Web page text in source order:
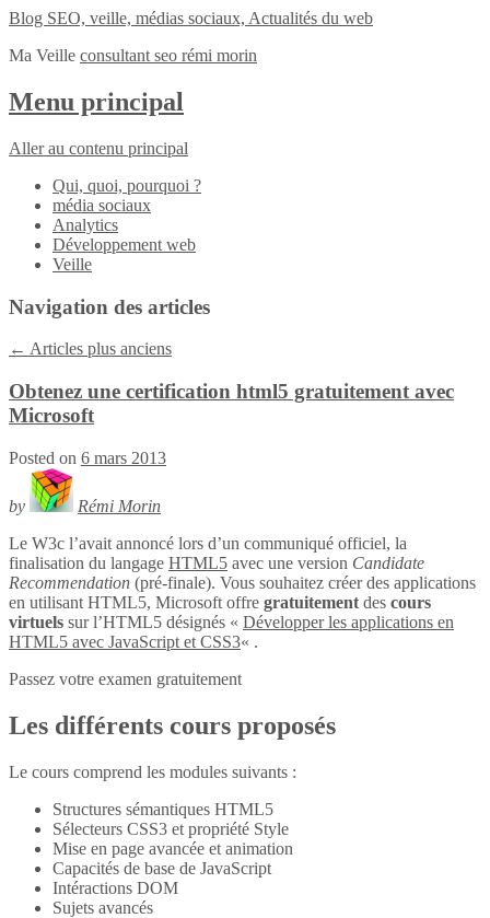
Blog SEO, veille, médias sociaux, Actualités du web
Ma Veille consultant seo rémi morin
Menu principal
Aller au contenu principal
Qui, quoi, pourquoi ?
média sociaux
Analytics
Développement web
Veille
Navigation des articles
← Articles plus anciens
Obtenez une certification html5 gratuitement avec
Microsoft
Posted on 6 mars 2013
by
Rémi Morin
Le W3c l’avait annoncé lors d’un communiqué officiel, la
finalisation du langage HTML5 avec une version Candidate
Recommendation (pré-finale). Vous souhaitez créer des applications
en utilisant HTML5, Microsoft offre gratuitement des cours
virtuels sur l’HTML5 désignés « Développer les applications en
HTML5 avec JavaScript et CSS3« .
Passez votre examen gratuitement
Les différents cours proposés
Le cours comprend les modules suivants :
Structures sémantiques HTML5
Sélecteurs CSS3 et propriété Style
Mise en page avancée et animation
Capacités de base de JavaScript
Intéractions DOM
Sujets avancés